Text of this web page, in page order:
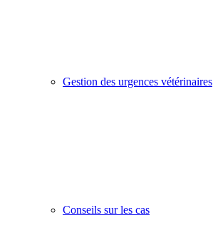
Gestion des urgences vétérinaires
Conseils sur les cas